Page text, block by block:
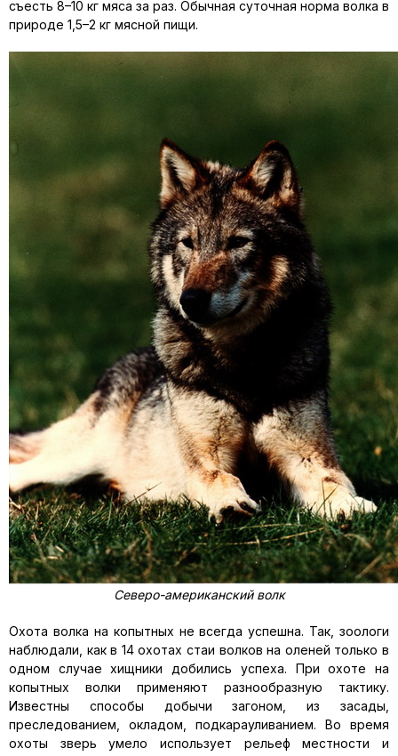
съесть 8–10 кг мяса за раз. Обычная суточная норма волка в
природе 1,5–2 кг мясной пищи.
Северо-американский волк
Охота волка на копытных не всегда успешна. Так, зоологи
наблюдали, как в 14 охотах стаи волков на оленей только в
одном случае хищники добились успеха. При охоте на
копытных волки применяют разнообразную тактику.
Известны способы добычи загоном, из засады,
преследованием, окладом, подкарауливанием. Во время
охоты зверь умело использует рельеф местности и